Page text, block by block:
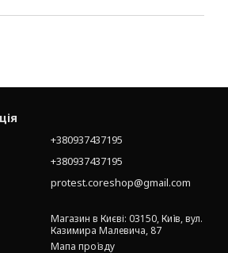
+380937437195
+380937437195
protest.coreshop@gmail.com
Магазин в Києві: 03150, Київ, вул.
Казимира Малевича, 87
Мапа проїзду